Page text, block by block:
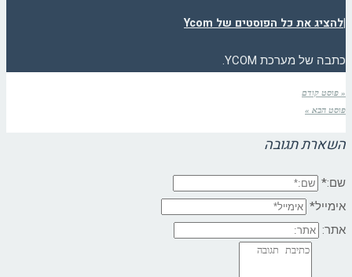
|להציג את כל הפוסטים של Ycom
כתבה של מערכת YCOM.
« פוסט קודם
פוסט הבא »
השארת תגובה
שם:*
אימייל*
אתר: